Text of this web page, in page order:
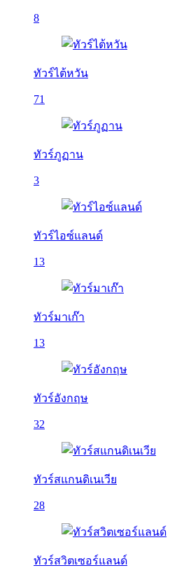
8
ทัวร์ไต้หวัน
71
ทัวร์ภูฏาน
3
ทัวร์ไอซ์แลนด์
13
ทัวร์มาเก๊า
13
ทัวร์อังกฤษ
32
ทัวร์สแกนดิเนเวีย
28
ทัวร์สวิตเซอร์แลนด์